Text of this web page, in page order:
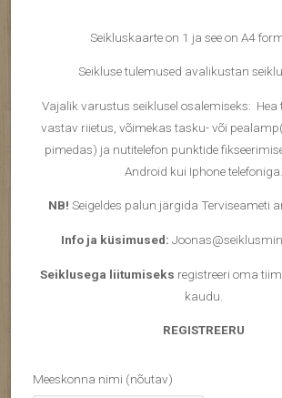
Seikluskaarte on 1 ja see on A4
Seikluse tulemused avalikustan
Vajalik varustus seiklusel osalemiseks:
vastav riietus, võimekas tasku- või
pimedas) ja nutitelefon punktide
Android kui Iphone telefoniga.
NB! Seigeldes palun järgida Terviseameti
Info ja küsimused:
Seiklusega liitumiseks registreeri oma
kaudu.
REGISTREERU
Meeskonna nimi (nõutav)